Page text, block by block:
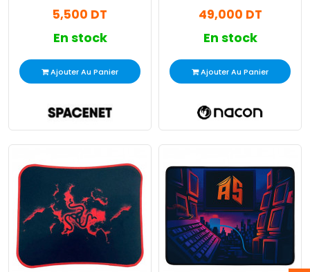
5,500 DT
En stock
Ajouter Au Panier
49,000 DT
En stock
Ajouter Au Panier